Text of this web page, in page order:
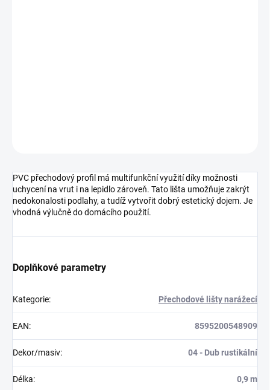
PVC přechodový profil má multifunkční využití díky možnosti
uchycení na vrut i na lepidlo zároveň. Tato lišta umožňuje zakrýt
nedokonalosti podlahy, a tudíž vytvořit dobrý estetický dojem. Je
vhodná výlučně do domácího použití.
Doplňkové parametry
Kategorie: Přechodové lišty narážecí
EAN: 8595200548909
Dekor/masiv: 04 - Dub rustikální
Délka: 0,9 m